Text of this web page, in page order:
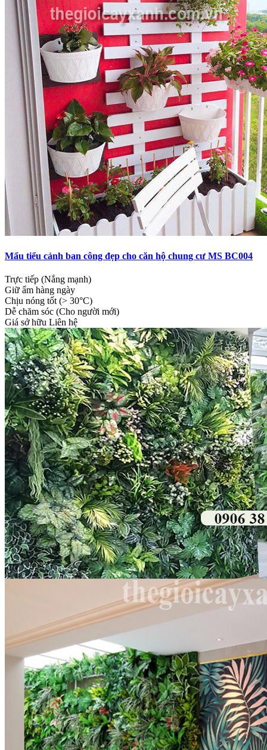
Mẩu tiểu cảnh ban công đẹp cho căn hộ chung cư MS BC004
Trực tiếp (Nắng mạnh)
Giữ ẩm hàng ngày
Chịu nóng tốt (> 30°C)
Dễ chăm sóc (Cho người mới)
Giá sở hữu Liên hệ